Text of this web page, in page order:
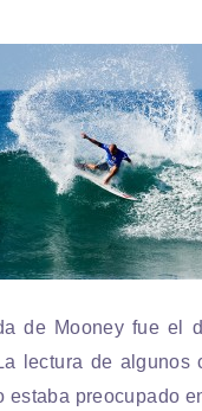
de Mooney fue el
lectura de algunos
preocupado